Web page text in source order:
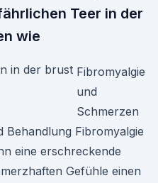
Teer in der
wie
Fibromyalgie
und
Schmerzen
Behandlung Fibromyalgie
eine erschreckende
Gefühle einen